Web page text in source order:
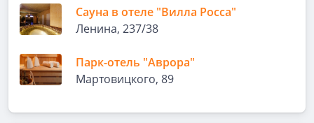
Сауна в отеле "Вилла Росса"
Ленина, 237/38
Парк-отель "Аврора"
Мартовицкого, 89